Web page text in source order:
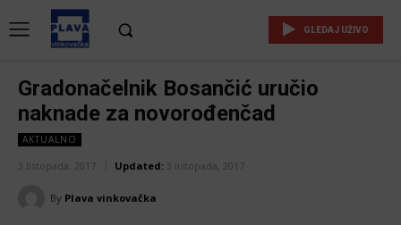
GLEDAJ UŽIVO
Gradonačelnik Bosančić uručio
naknade za novorođenčad
AKTUALNO
3 listopada, 2017 Updated: 3 listopada, 2017
By Plava vinkovačka